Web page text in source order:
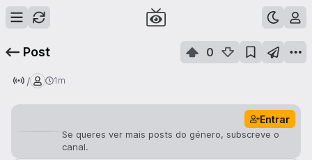
Post 0
/ 1m
Entrar
Se queres ver mais posts do género, subscreve o
canal.